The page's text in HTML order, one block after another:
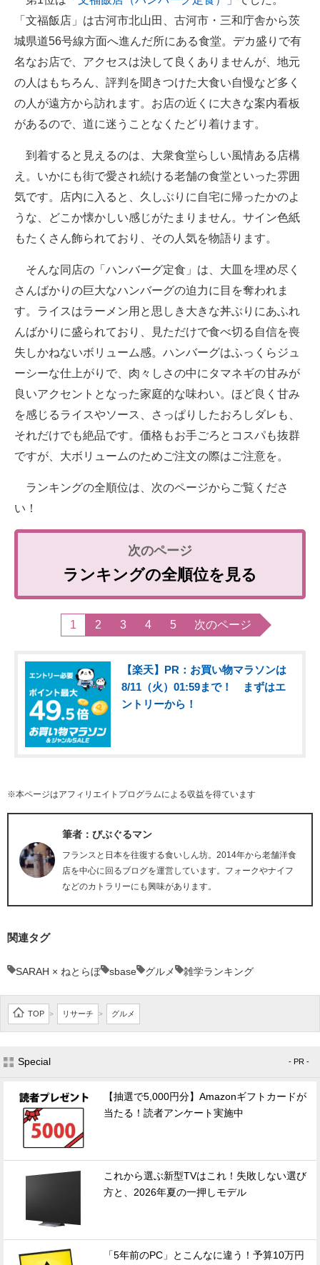
「文福飯店」は古河市北山田、古河市・三和庁舎から茨
城県道56号線方面へ進んだ所にある食堂。デカ盛りで有
名なお店で、アクセスは決して良くありませんが、地元
の人はもちろん、評判を聞きつけた大食い自慢など多く
の人が遠方から訪れます。お店の近くに大きな案内看板
があるので、道に迷うことなくたどり着けます。
到着すると見えるのは、大衆食堂らしい風情ある店構
え。いかにも街で愛され続ける老舗の食堂といった雰囲
気です。店内に入ると、久しぶりに自宅に帰ったかのよ
うな、どこか懐かしい感じがたまりません。サイン色紙
もたくさん飾られており、その人気を物語ります。
そんな同店の「ハンバーグ定食」は、大皿を埋め尽く
さんばかりの巨大なハンバーグの迫力に目を奪われま
す。ライスはラーメン用と思しき大きな丼ぶりにあふれ
んばかりに盛られており、見ただけで食べ切る自信を喪
失しかねないボリューム感。ハンバーグはふっくらジュ
ーシーな仕上がりで、肉々しさの中にタマネギの甘みが
良いアクセントとなった家庭的な味わい。ほど良く甘み
を感じるライスやソース、さっぱりしたおろしダレも、
それだけでも絶品です。価格もお手ごろとコスパも抜群
ですが、大ボリュームのためご注文の際はご注意を。
ランキングの全順位は、次のページからご覧くださ
い！
ランキングの全順位を見る
1 2 3 4 5 次のページ
【楽天】PR：お買い物マラソンは
8/11（火）01:59まで！ まずはエ
ントリーから！
※本ページはアフィリエイトプログラムによる収益を得ています
筆者：びぶぐるマン
フランスと日本を往復する食いしん坊。2014年から老舗洋食
店を中心に回るブログを運営しています。フォークやナイフ
などのカトラリーにも興味があります。
関連タグ
SARAH × ねとらぼ sbase グルメ 雑学ランキング
TOP > リサーチ > グルメ
Special - PR -
【抽選で5,000円分】Amazonギフトカードが
当たる！読者アンケート実施中
これから選ぶ新型TVはこれ！失敗しない選び
方と、2026年夏の一押しモデル
「5年前のPC」とこんなに違う！予算10万円